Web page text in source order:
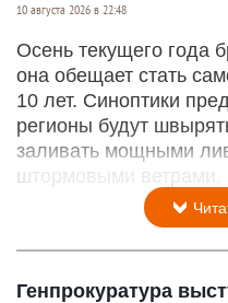
10 августа 2026 в 22:48
Осень текущего года
она обещает стать
10 лет. Синоптики
регионы будут
заливать мощными
штормовыми ветрами.
Генпрокуратура